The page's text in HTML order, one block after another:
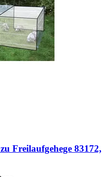
Freilaufgehege 83172,